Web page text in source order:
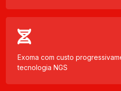
Exoma com custo
tecnologia NGS